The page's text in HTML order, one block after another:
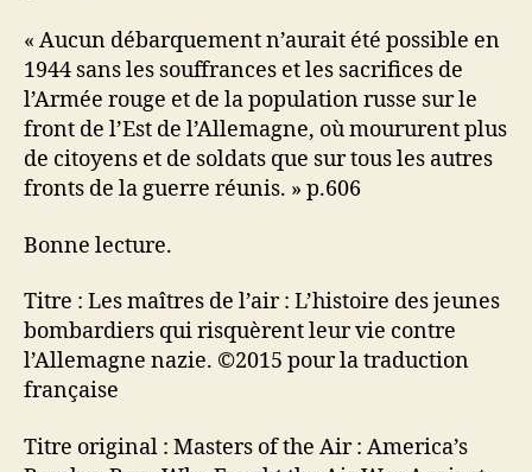
« Aucun débarquement n’aurait été possible en
1944 sans les souffrances et les sacrifices de
l’Armée rouge et de la population russe sur le
front de l’Est de l’Allemagne, où moururent plus
de citoyens et de soldats que sur tous les autres
fronts de la guerre réunis. » p.606
Bonne lecture.
Titre : Les maîtres de l’air : L’histoire des jeunes
bombardiers qui risquèrent leur vie contre
l’Allemagne nazie. ©2015 pour la traduction
française
Titre original : Masters of the Air : America’s